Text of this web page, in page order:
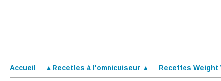
Accueil ▲Recettes à l'omnicuiseur ▲ Recettes Weight